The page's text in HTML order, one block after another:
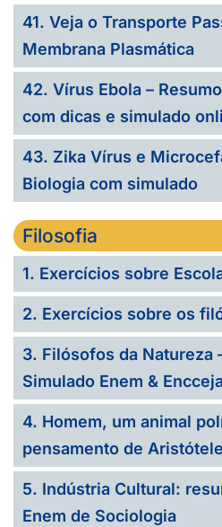
41. Veja o Transporte
Membrana Plasmática
42. Vírus Ebola –
com dicas e simulado
43. Zika Vírus e
Biologia com simulado
Filosofia
1. Exercícios sobre
2. Exercícios sobre os
3. Filósofos da Natureza
Simulado Enem &
4. Homem, um animal
pensamento de
5. Indústria Cultural:
Enem de Sociologia